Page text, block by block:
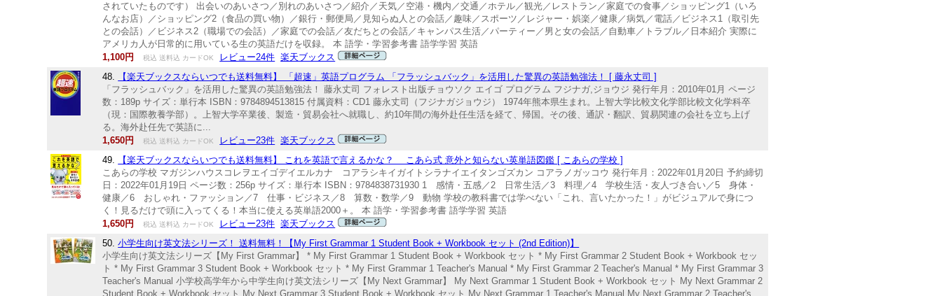
されていたものです） 出会いのあいさつ／別れのあいさつ／紹介／天気／空港・機内／交通／ホテル／観光／レストラン／家庭での食事／ショッピング1（いろ
んなお店）／ショッピング2（食品の買い物）／銀行・郵便局／見知らぬ人との会話／趣味／スポーツ／レジャー・娯楽／健康／病気／電話／ビジネス1（取引先
との会話）／ビジネス2（職場での会話）／家庭での会話／友だちとの会話／キャンパス生活／パーティー／男と女の会話／自動車／トラブル／日本紹介 実際に
アメリカ人が日常的に用いている生の英語だけを収録。 本 語学・学習参考書 語学学習 英語
1,100円
税込 送料込 カードOK レビュー24件 楽天ブックス
48.
【楽天ブックスならいつでも送料無料】 「超速」英語プログラム 「フラッシュバック」を活用した驚異の英語勉強法！ [ 藤永丈司 ]
「フラッシュバック」を活用した驚異の英語勉強法！ 藤永丈司 フォレスト出版チョウソク エイゴ プログラム フジナガ,ジョウジ 発行年月：2010年01月 ページ
数：189p サイズ：単行本 ISBN：9784894513815 付属資料：CD1 藤永丈司（フジナガジョウジ） 1974年熊本県生まれ。上智大学比較文化学部比較文化学科卒
（現：国際教養学部）。上智大学卒業後、製造・貿易会社へ就職し、約10年間の海外赴任生活を経て、帰国。その後、通訳・翻訳、貿易関連の会社を立ち上げ
る。海外赴任先で英語に...
1,650円
税込 送料込 カードOK レビュー23件 楽天ブックス
49.
【楽天ブックスならいつでも送料無料】 これを英語で言えるかな？ こあら式 意外と知らない英単語図鑑 [ こあらの学校 ]
こあらの学校 マガジンハウスコレヲエイゴデイエルカナ コアラシキイガイトシラナイエイタンゴズカン コアラノガッコウ 発行年月：2022年01月20日 予約締切
日：2022年01月19日 ページ数：256p サイズ：単行本 ISBN：9784838731930 1 感情・五感／2 日常生活／3 料理／4 学校生活・友人づき合い／5 身体・
健康／6 おしゃれ・ファッション／7 仕事・ビジネス／8 算数・数学／9 動物 学校の教科書では学べない「これ、言いたかった！」がビジュアルで身につ
く！見るだけで頭に入ってくる！本当に使える英単語2000＋。 本 語学・学習参考書 語学学習 英語
1,650円
税込 送料込 カードOK レビュー23件 楽天ブックス
50.小学生向け英文法シリーズ！ 送料無料！【My First Grammar 1 Student Book + Workbook セット (2nd Edition)】
小学生向け英文法シリーズ【My First Grammar】 * My First Grammar 1 Student Book + Workbook セット * My First Grammar 2 Student Book + Workbook セッ
ト * My First Grammar 3 Student Book + Workbook セット * My First Grammar 1 Teacher's Manual * My First Grammar 2 Teacher's Manual * My First Grammar 3
Teacher's Manual 小学校高学年から中学生向け英文法シリーズ【My Next Grammar】 My Next Grammar 1 Student Book + Workbook セット My Next Grammar 2
Student Book + Workbook セット My Next Grammar 3 Student Book + Workbook セット My Next Grammar 1 Teacher's Manual My Next Grammar 2 Teacher's